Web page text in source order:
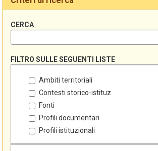
CERCA
FILTRO SULLE SEGUENTI LISTE
Ambiti territoriali
Contesti storico-istituz.
Fonti
Profili documentari
Profili istituzionali